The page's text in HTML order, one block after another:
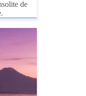
de